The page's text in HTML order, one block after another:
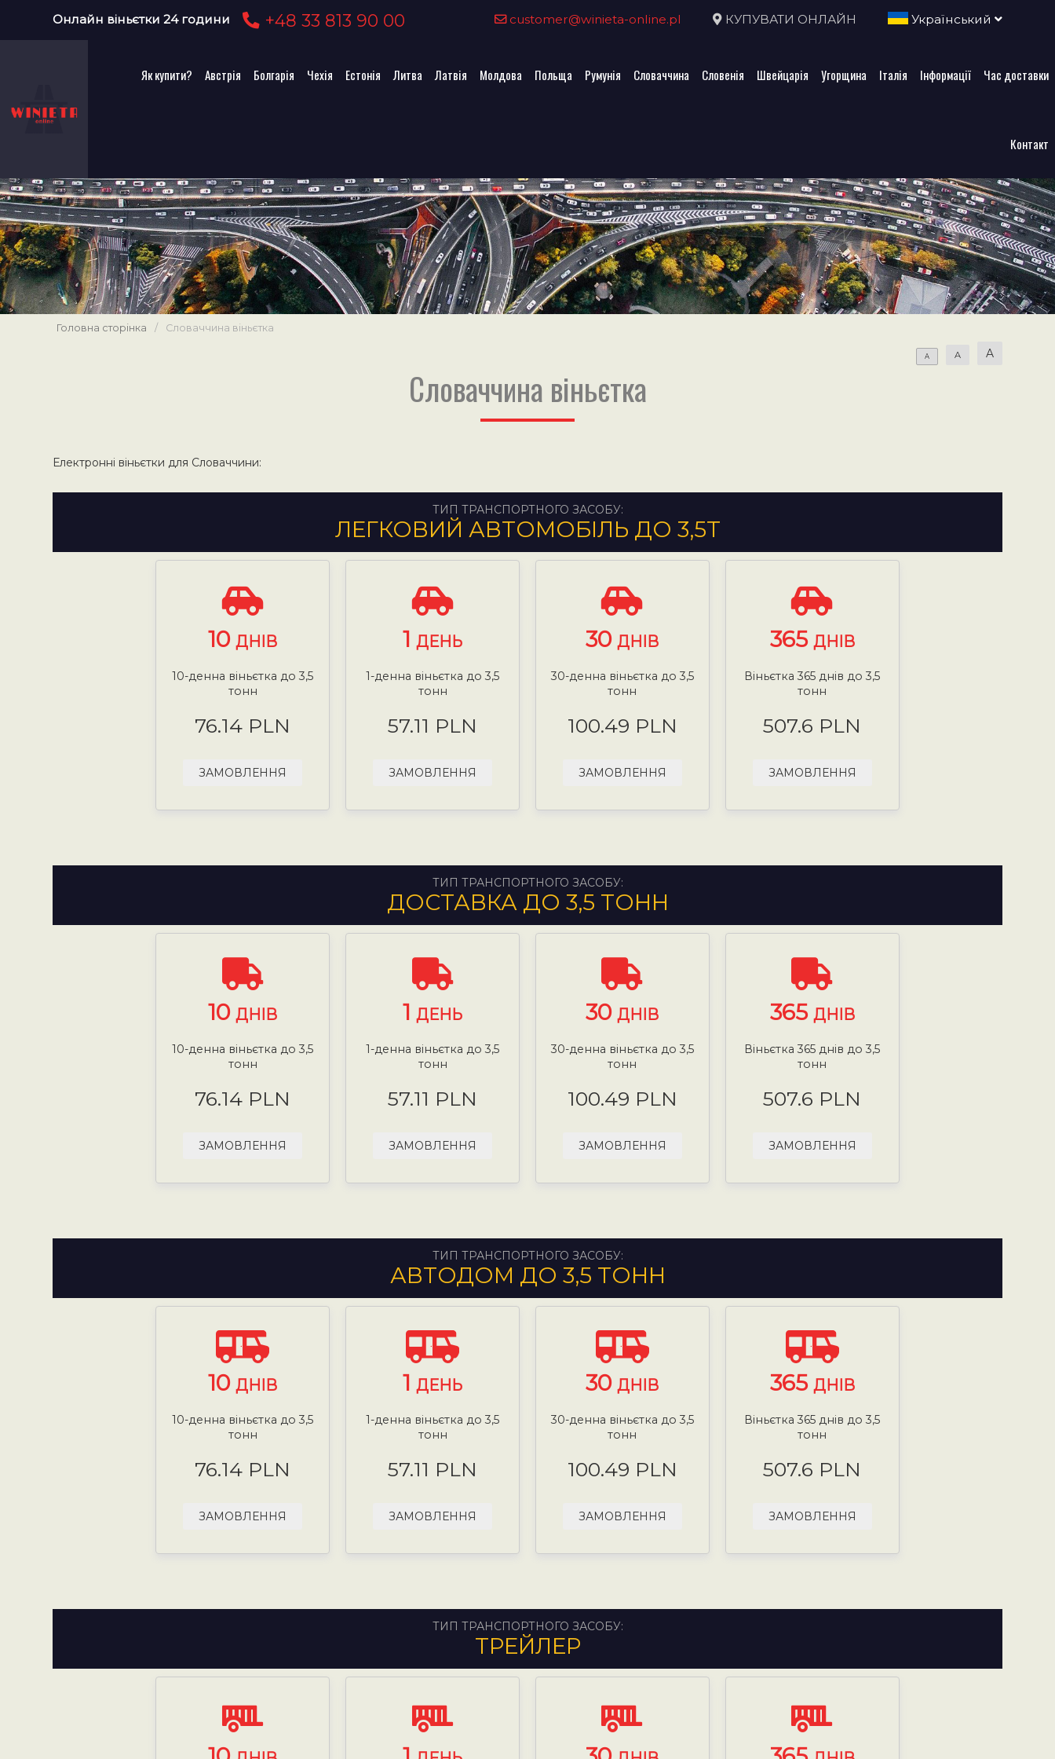
Онлайн віньєтки 24 години +48 33 813 90 00 customer@winieta-online.pl КУПУВАТИ ОНЛАЙН Український
Як купити? Австрія Болгарія Чехія Естонія Литва Латвія Молдова Польща Румунія Словаччина Словенія Швейцарія Угорщина Італія Інформації Час доставки
Контакт
Головна сторінка / Словаччина віньєтка
A A A
Словаччина віньєтка
Електронні віньєтки для Словаччини:
ТИП ТРАНСПОРТНОГО ЗАСОБУ:
ЛЕГКОВИЙ АВТОМОБІЛЬ ДО 3,5Т
10ДНІВ
10-денна віньєтка до 3,5
тонн
76.14 PLN
ЗАМОВЛЕННЯ
1ДЕНЬ
1-денна віньєтка до 3,5
тонн
57.11 PLN
ЗАМОВЛЕННЯ
30ДНІВ
30-денна віньєтка до 3,5
тонн
100.49 PLN
ЗАМОВЛЕННЯ
365 ДНІВ
Віньєтка 365 днів до 3,5
тонн
507.6 PLN
ЗАМОВЛЕННЯ
ТИП ТРАНСПОРТНОГО ЗАСОБУ:
ДОСТАВКА ДО 3,5 ТОНН
10ДНІВ
10-денна віньєтка до 3,5
тонн
76.14 PLN
ЗАМОВЛЕННЯ
1ДЕНЬ
1-денна віньєтка до 3,5
тонн
57.11 PLN
ЗАМОВЛЕННЯ
30ДНІВ
30-денна віньєтка до 3,5
тонн
100.49 PLN
ЗАМОВЛЕННЯ
365 ДНІВ
Віньєтка 365 днів до 3,5
тонн
507.6 PLN
ЗАМОВЛЕННЯ
ТИП ТРАНСПОРТНОГО ЗАСОБУ:
АВТОДОМ ДО 3,5 ТОНН
10ДНІВ
10-денна віньєтка до 3,5
тонн
76.14 PLN
ЗАМОВЛЕННЯ
1ДЕНЬ
1-денна віньєтка до 3,5
тонн
57.11 PLN
ЗАМОВЛЕННЯ
30ДНІВ
30-денна віньєтка до 3,5
тонн
100.49 PLN
ЗАМОВЛЕННЯ
365 ДНІВ
Віньєтка 365 днів до 3,5
тонн
507.6 PLN
ЗАМОВЛЕННЯ
ТИП ТРАНСПОРТНОГО ЗАСОБУ:
ТРЕЙЛЕР